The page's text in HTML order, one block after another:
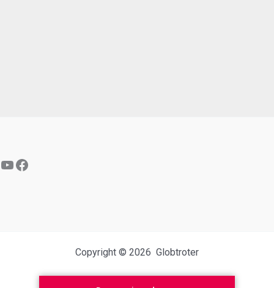
Copyright © 2026 Globtroter